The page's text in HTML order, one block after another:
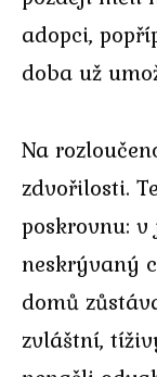
adopci,
doba už
Na
zdvořilosti.
poskrovnu:
neskrývaný
domů
zvláštní,